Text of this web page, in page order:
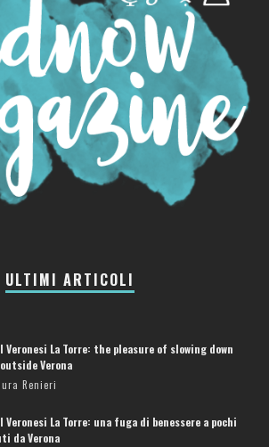
ULTIMI ARTICOLI
Veronesi La Torre: the pleasure of slowing down
Verona
Renieri
Veronesi La Torre: una fuga di benessere a pochi
da Verona